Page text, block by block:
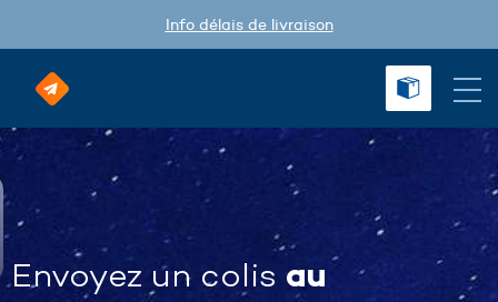
Info délais de livraison
Envoyez un colis au